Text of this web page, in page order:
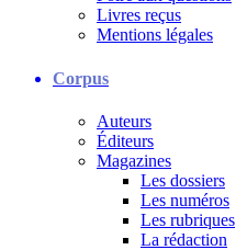
Livres reçus
Mentions légales
Corpus
Auteurs
Éditeurs
Magazines
Les dossiers
Les numéros
Les rubriques
La rédaction